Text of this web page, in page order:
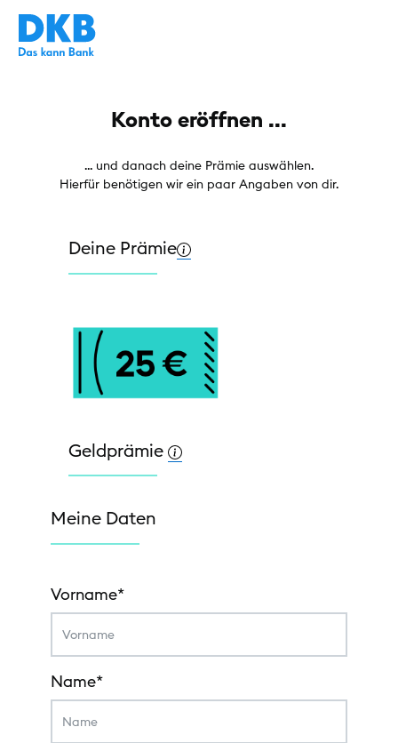
Konto eröffnen ...
... und danach deine Prämie auswählen.
Hierfür benötigen wir ein paar Angaben von dir.
Deine Prämie
Geldprämie
Meine Daten
Vorname*
Name*